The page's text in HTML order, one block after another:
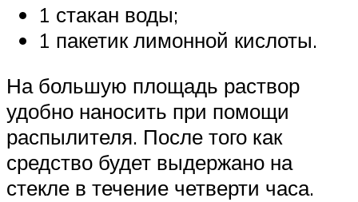
1 стакан воды;
1 пакетик лимонной кислоты.
На большую площадь раствор
удобно наносить при помощи
распылителя. После того как
средство будет выдержано на
стекле в течение четверти часа.